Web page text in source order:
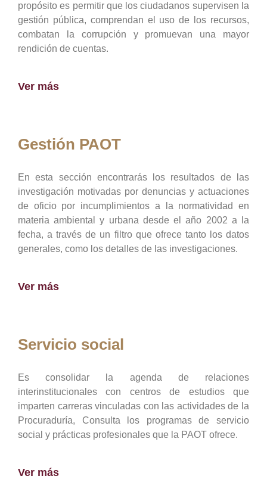
propósito es permitir que los ciudadanos supervisen la
gestión pública, comprendan el uso de los recursos,
combatan la corrupción y promuevan una mayor
rendición de cuentas.
Ver más
Gestión PAOT
En esta sección encontrarás los resultados de las
investigación motivadas por denuncias y actuaciones
de oficio por incumplimientos a la normatividad en
materia ambiental y urbana desde el año 2002 a la
fecha, a través de un filtro que ofrece tanto los datos
generales, como los detalles de las investigaciones.
Ver más
Servicio social
Es consolidar la agenda de relaciones
interinstitucionales con centros de estudios que
imparten carreras vinculadas con las actividades de la
Procuraduría, Consulta los programas de servicio
social y prácticas profesionales que la PAOT ofrece.
Ver más